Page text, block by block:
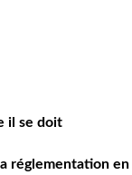
il se doit
réglementation en